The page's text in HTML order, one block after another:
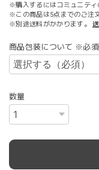
※購入するにはコミュニティ
※この商品は5点までのご注
※別途送料がかかります。
商品包装について ※必須
数量